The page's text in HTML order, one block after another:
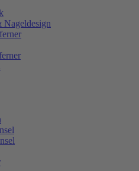
Nageldesign